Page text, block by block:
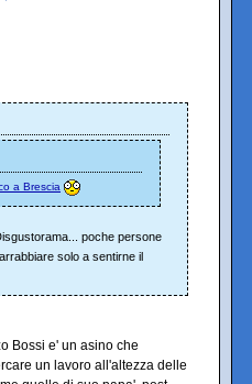
a Brescia
poche persone
solo a sentirne il
Bossi e' un asino che
un lavoro all'altezza delle